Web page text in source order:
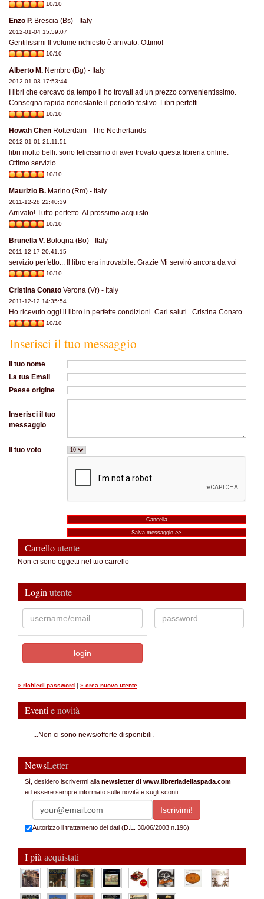
10/10
Enzo P. Brescia (Bs) - Italy
2012-01-04 15:59:07
Gentilissimi Il volume richiesto è arrivato. Ottimo!
10/10
Alberto M. Nembro (Bg) - Italy
2012-01-03 17:53:44
I libri che cercavo da tempo li ho trovati ad un prezzo convenientissimo.
Consegna rapida nonostante il periodo festivo. Libri perfetti
10/10
Howah Chen Rotterdam - The Netherlands
2012-01-01 21:11:51
libri molto belli. sono felicissimo di aver trovato questa libreria online.
Ottimo servizio
10/10
Maurizio B. Marino (Rm) - Italy
2011-12-28 22:40:39
Arrivato! Tutto perfetto. Al prossimo acquisto.
10/10
Brunella V. Bologna (Bo) - Italy
2011-12-17 20:41:15
servizio perfetto... Il libro era introvabile. Grazie Mi serviró ancora da voi
10/10
Cristina Conato Verona (Vr) - Italy
2011-12-12 14:35:54
Ho ricevuto oggi il libro in perfette condizioni. Cari saluti . Cristina Conato
10/10
Inserisci il tuo messaggio
Il tuo nome
La tua Email
Paese origine
Inserisci il tuo
messaggio
Il tuo voto
Carrelloutente
Non ci sono oggetti nel tuo carrello
Loginutente
» richiedi password | » crea nuovo utente
Eventie novità
...Non ci sono news/offerte disponibili.
NewsLetter
Sì, desidero iscrivermi alla newsletter di www.libreriadellaspada.com
ed essere sempre informato sulle novità e sugli sconti.
Autorizzo il trattamento dei dati (D.L. 30/06/2003 n.196)
I piùacquistati